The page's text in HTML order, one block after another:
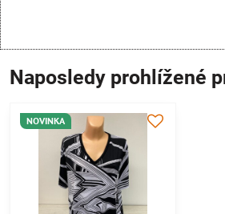
Naposledy prohlížené
NOVINKA